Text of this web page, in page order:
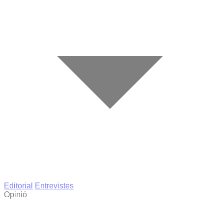
Editorial
Entrevistes
Opinió